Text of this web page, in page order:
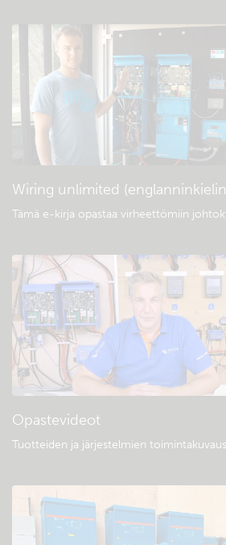
Tutustu yhteisön
tukitietokantaan
Yleiset lataukset ja
Wiring unlimited
Tämä e-kirja opastaa virheettömiin
Opastevideot
Tuotteiden ja järjestelmien toimintakuvaus